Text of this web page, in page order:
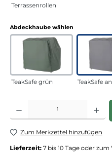
Terrassenrollen
Abdeckhaube wählen
TeakSafe grün TeakSafe
Produkt Anzahl: Gib den
Zum Merkzettel hinzufügen
Lieferzeit: 7 bis 10 Tage oder